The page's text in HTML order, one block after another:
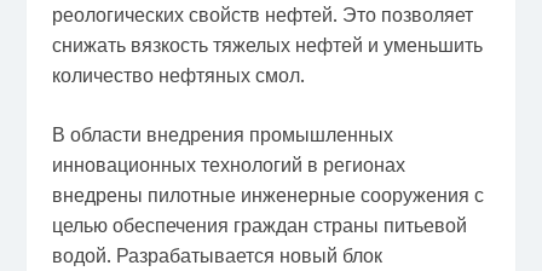
реологических свойств нефтей. Это позволяет
снижать вязкость тяжелых нефтей и уменьшить
количество нефтяных смол.
В области внедрения промышленных
инновационных технологий в регионах
внедрены пилотные инженерные сооружения с
целью обеспечения граждан страны питьевой
водой. Разрабатывается новый блок